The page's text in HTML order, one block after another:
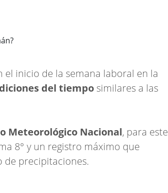
el inicio de la semana laboral en la
del tiempo similares a las
Meteorológico Nacional, para este
8° y un registro máximo que
de precipitaciones.